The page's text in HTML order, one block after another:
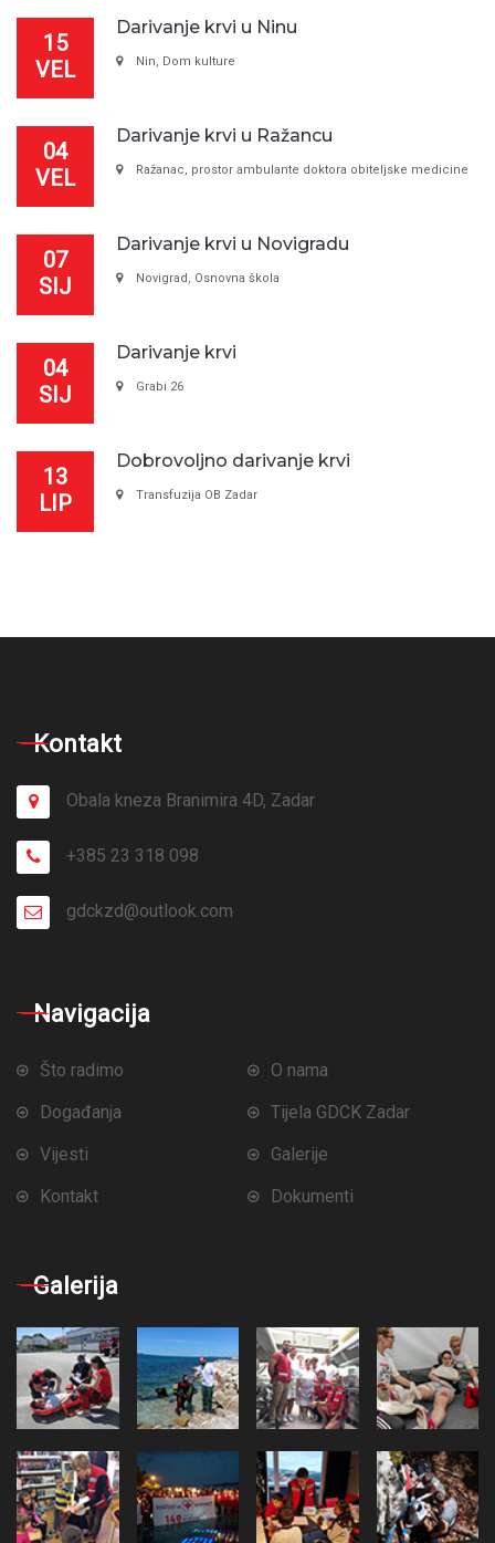
15
VEL
Darivanje krvi u Ninu
Nin, Dom kulture
04
VEL
Darivanje krvi u Ražancu
Ražanac, prostor ambulante doktora obiteljske medicine
07
SIJ
Darivanje krvi u Novigradu
Novigrad, Osnovna škola
04
SIJ
Darivanje krvi
Grabi 26
13
LIP
Dobrovoljno darivanje krvi
Transfuzija OB Zadar
Kontakt
Obala kneza Branimira 4D, Zadar
+385 23 318 098
gdckzd@outlook.com
Navigacija
Što radimo
O nama
Događanja
Tijela GDCK Zadar
Vijesti
Galerije
Kontakt
Dokumenti
Galerija